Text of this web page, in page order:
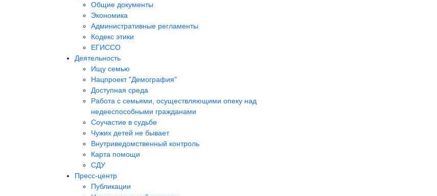
Общие документы
Экономика
Административные регламенты
Кодекс этики
ЕГИССО
Деятельность
Ищу семью
Нацпроект "Демография"
Доступная среда
Работа с семьями, осуществляющими опеку над
недееспособными гражданами
Соучастие в судьбе
Чужих детей не бывает
Внутриведомственный контроль
Карта помощи
СДУ
Пресс-центр
Публикации